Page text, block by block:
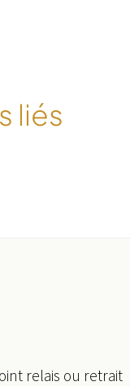
liés
relais ou retrait